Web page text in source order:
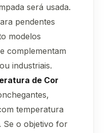
será usada.
pendentes
modelos
complementam
industriais.
de Cor
temperatura
Se o objetivo for